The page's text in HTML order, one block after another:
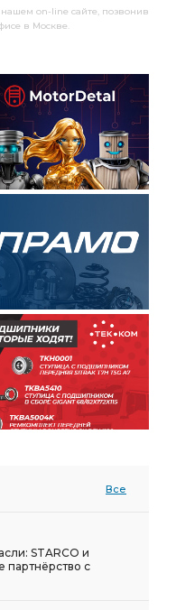
on-line сайте, позвонив
в Москве.
Все
STARCO и
партнёрство с